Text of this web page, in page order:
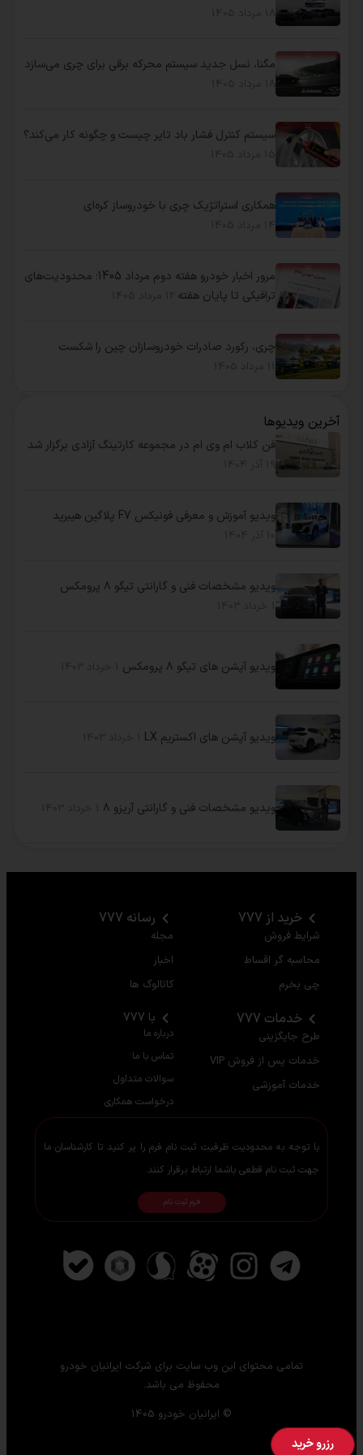
مگنا، نسل جدید سیستم محرکه برقی برای چری می‌سازد
سیستم کنترل فشار باد تایر چیست و چگونه کار می‌کند؟
همکاری استراتژیک چری با خودروساز کره‌ای
مرور اخبار خودرو هفته دوم مرداد 1405؛ محدودیت‌های
ترافیکی تا پایان هفته
چری، رکورد صادرات خودروسازان چین را شکست
آخرین ویدیوها
فن کلاب ام وی ام در مجموعه کارتینگ آزادی برگزار شد
ویدیو آموزش و معرفی فونیکس F7 پلاگین هیبرید
ویدیو مشخصات فنی و گارانتی تیگو ۸ پرومکس
ویدیو آپشن های تیگو ۸ پرومکس
ویدیو آپشن های اکستریم LX
ویدیو مشخصات فنی و گارانتی آریزو ۸
خرید از 777
شرایط فروش
محاسبه گر اقساط
چی بخرم
رسانه 777
مجله
اخبار
کاتالوگ ها
خدمات 777
طرح جایگزینی
خدمات پس از فروش VIP
خدمات آموزشی
با 777
درباره ما
تماس با ما
سوالات متداول
درخواست همکاری
با توجه به محدودیت ظرفیت ثبت نام فرم را پر کنید تا کارشناسان ما
جهت ثبت نام قطعی باشما ارتباط برقرار کنند.
فرم ثبت نام
تمامی محتوای این وب سایت برای شرکت ایرانیان خودرو
محفوظ می باشد.
© ایرانیان خودرو 1405
رزرو خرید